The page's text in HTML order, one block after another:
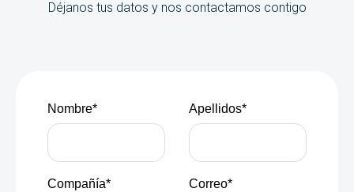
Déjanos tus datos y nos contactamos contigo
Nombre* Apellidos*
Compañía* Correo*